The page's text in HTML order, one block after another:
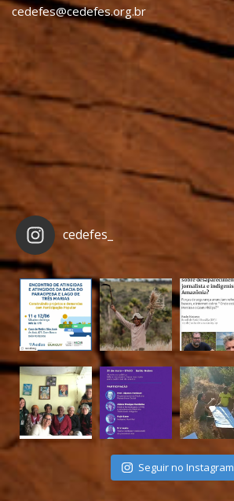
cedefes@cedefes.org.br
cedefes_
Seguir no Instagram